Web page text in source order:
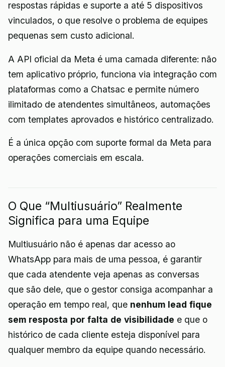
respostas rápidas e suporte a até 5 dispositivos
vinculados, o que resolve o problema de equipes
pequenas sem custo adicional.
A API oficial da Meta é uma camada diferente: não
tem aplicativo próprio, funciona via integração com
plataformas como a Chatsac e permite número
ilimitado de atendentes simultâneos, automações
com templates aprovados e histórico centralizado.
É a única opção com suporte formal da Meta para
operações comerciais em escala.
O Que “Multiusuário” Realmente
Significa para uma Equipe
Multiusuário não é apenas dar acesso ao
WhatsApp para mais de uma pessoa, é garantir
que cada atendente veja apenas as conversas
que são dele, que o gestor consiga acompanhar a
operação em tempo real, que nenhum lead fique
sem resposta por falta de visibilidade e que o
histórico de cada cliente esteja disponível para
qualquer membro da equipe quando necessário.